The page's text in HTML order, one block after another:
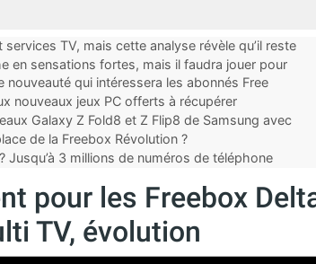
TV, mais cette analyse révèle qu’il reste
en sensations fortes, mais il faudra jouer pour
nouveauté qui intéressera les abonnés Free
nouveaux jeux PC offerts à récupérer
Galaxy Z Fold8 et Z Flip8 de Samsung avec
de la Freebox Révolution ?
Jusqu’à 3 millions de numéros de téléphone
pour les Freebox
TV, évolution